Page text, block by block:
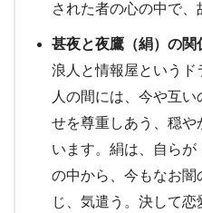
された者の心の中で、
甚夜と夜鷹（絹）の関
浪人と情報屋というド
人の間には、今や互
せを尊重しあう、穏や
います。絹は、自ら
の中から、今もなお闇
じ、気遣う。決して